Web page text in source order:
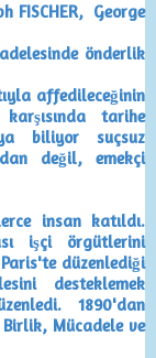
FISCHER, George
önderlik
affedileceğinin
tarihe
biliyor suçsuz
değil, emekçi
insan katıldı.
işçi örgütlerini
düzenlediği
desteklemek
1890'dan
Birlik, Mücadele ve